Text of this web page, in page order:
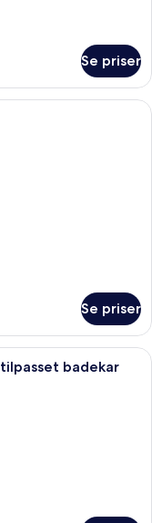
Se priser
seng med
Se priser
av topp kvalitet,
badekar